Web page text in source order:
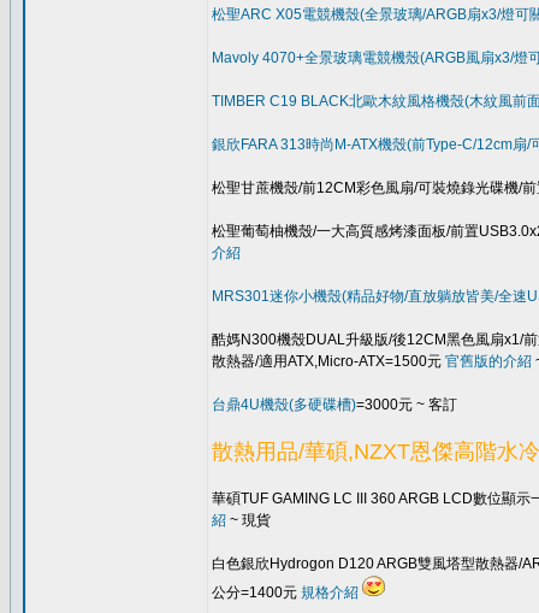
松聖ARC X05電競機殼(全景玻璃/ARGB扇x3/燈可
Mavoly 4070+全景玻璃電競機殼(ARGB風扇x3/燈
TIMBER C19 BLACK北歐木紋風格機殼(木紋風前
銀欣FARA 313時尚M-ATX機殼(前Type-C/12cm扇/
松聖甘蔗機殼/前12CM彩色風扇/可裝燒錄光碟機/
松聖葡萄柚機殼/一大高質感烤漆面板/前置
介紹
MRS301迷你小機殼(精品好物/直放躺放皆美/全速
酷媽N300機殼DUAL升級版/後12CM黑色風扇x1/
散熱器/適用ATX,Micro-ATX=1500元 官舊版的介紹
台鼎4U機殼(多硬碟槽)=3000元 ~ 客訂
散熱用品/華碩,NZXT恩傑高階水
華碩TUF GAMING LC III 360 ARGB LCD數位顯
紹 ~ 現貨
白色銀欣Hydrogon D120 ARGB雙風塔型散熱器/
公分=1400元 規格介紹